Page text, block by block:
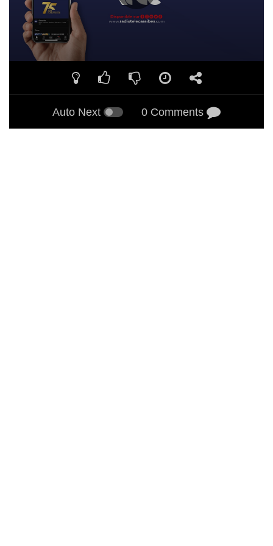
Auto Next 0 Comments